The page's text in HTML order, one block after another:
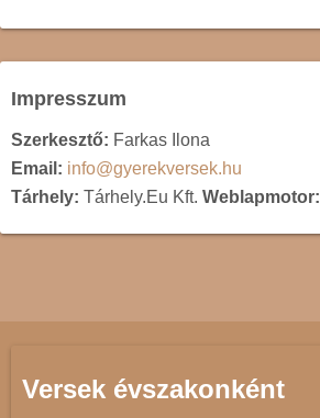
Impresszum
Szerkesztő: Farkas Ilona
Email: info@gyerekversek.hu
Tárhely: Tárhely.Eu Kft. Weblapmotor:
Versek évszakonként